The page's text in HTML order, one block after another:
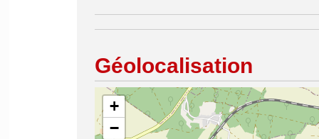
Géolocalisation
+
−